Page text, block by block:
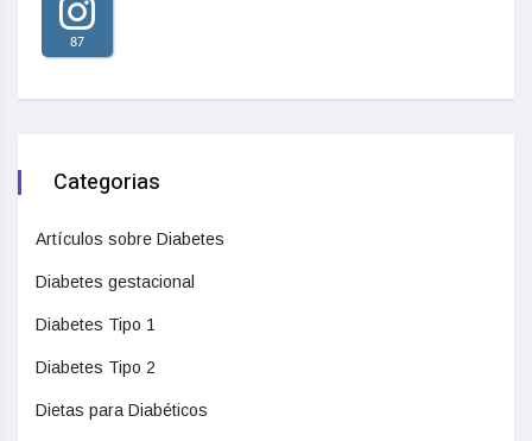
87
Categorias
Artículos sobre Diabetes
Diabetes gestacional
Diabetes Tipo 1
Diabetes Tipo 2
Dietas para Diabéticos